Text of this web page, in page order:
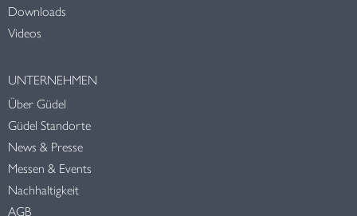
Downloads
Videos
UNTERNEHMEN
Über Güdel
Güdel Standorte
News & Presse
Messen & Events
Nachhaltigkeit
AGB